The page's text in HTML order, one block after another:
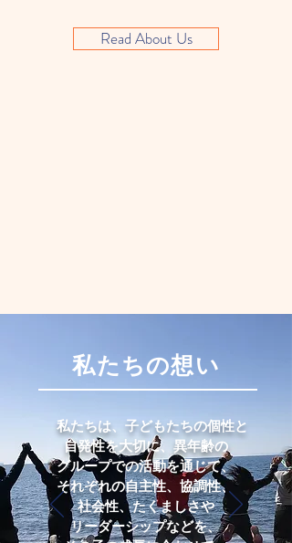
Read About Us
​私たちの想い
私たちは、子どもたちの個性と
自発性を大切に、 異年齢の
グループでの活動を通じて、
それぞれの自主性、協調性、
社会性、たくましさや
リーダーシップなどを、